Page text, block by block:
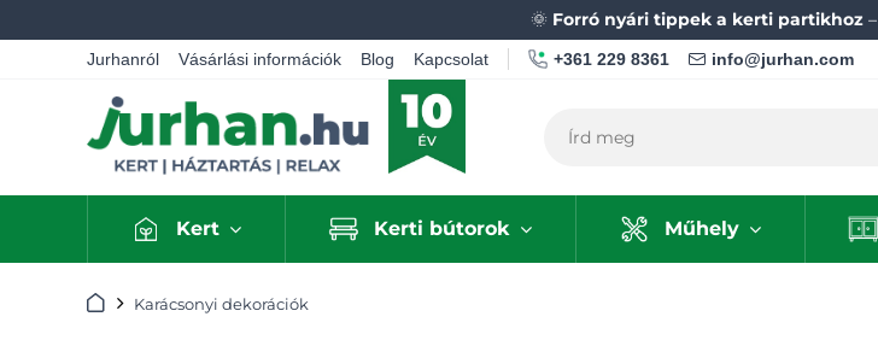
🌞 Forró nyári tippek a kerti partikhoz–
Jurhanról Vásárlási információk Blog Kapcsolat +361 229 8361 info@jurhan.com
Kert Kerti bútorok Műhely
KezdőlapKarácsonyi dekorációk